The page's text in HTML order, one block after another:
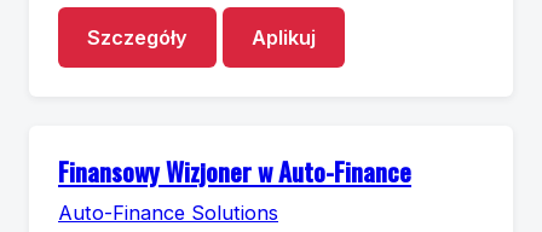
Szczegóły Aplikuj
Finansowy Wizjoner w Auto-Finance
Auto-Finance Solutions